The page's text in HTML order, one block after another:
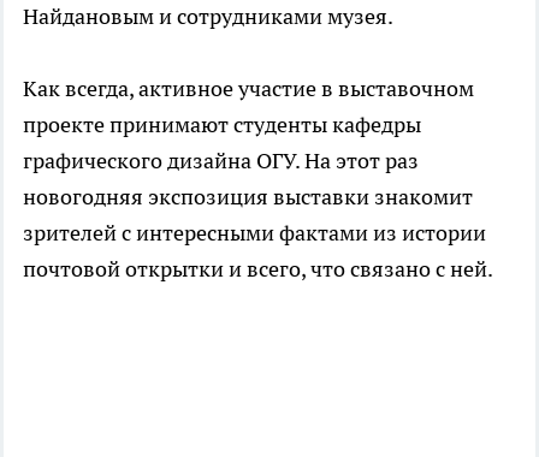
Найдановым и сотрудниками музея.
Как всегда, активное участие в выставочном
проекте принимают студенты кафедры
графического дизайна ОГУ. На этот раз
новогодняя экспозиция выставки знакомит
зрителей с интересными фактами из истории
почтовой открытки и всего, что связано с ней.